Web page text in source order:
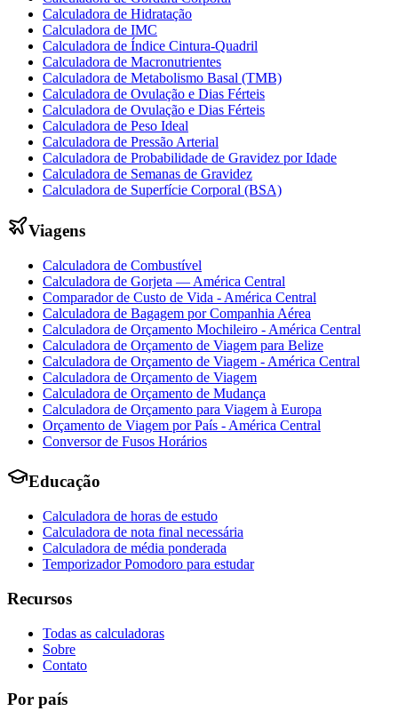
Calculadora de Hidratação
Calculadora de IMC
Calculadora de Índice Cintura-Quadril
Calculadora de Macronutrientes
Calculadora de Metabolismo Basal (TMB)
Calculadora de Ovulação e Dias Férteis
Calculadora de Ovulação e Dias Férteis
Calculadora de Peso Ideal
Calculadora de Pressão Arterial
Calculadora de Probabilidade de Gravidez por Idade
Calculadora de Semanas de Gravidez
Calculadora de Superfície Corporal (BSA)
Viagens
Calculadora de Combustível
Calculadora de Gorjeta — América Central
Comparador de Custo de Vida - América Central
Calculadora de Bagagem por Companhia Aérea
Calculadora de Orçamento Mochileiro - América Central
Calculadora de Orçamento de Viagem para Belize
Calculadora de Orçamento de Viagem - América Central
Calculadora de Orçamento de Viagem
Calculadora de Orçamento de Mudança
Calculadora de Orçamento para Viagem à Europa
Orçamento de Viagem por País - América Central
Conversor de Fusos Horários
Educação
Calculadora de horas de estudo
Calculadora de nota final necessária
Calculadora de média ponderada
Temporizador Pomodoro para estudar
Recursos
Todas as calculadoras
Sobre
Contato
Por país